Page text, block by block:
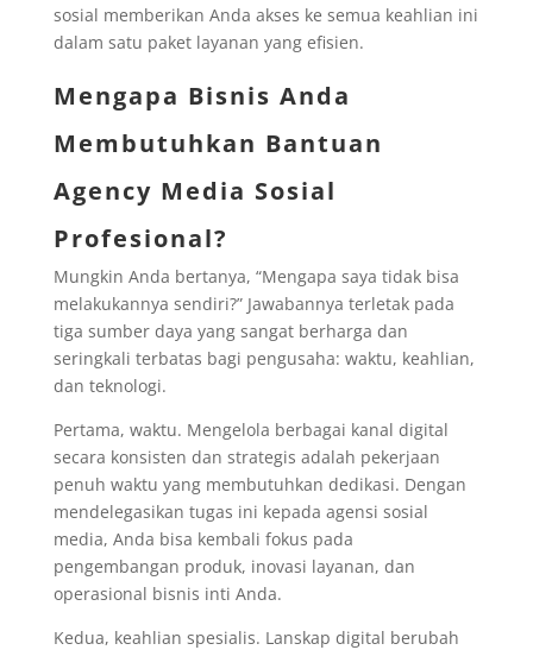
sosial memberikan Anda akses ke semua keahlian ini
dalam satu paket layanan yang efisien.
Mengapa Bisnis Anda
Membutuhkan Bantuan
Agency Media Sosial
Profesional?
Mungkin Anda bertanya, “Mengapa saya tidak bisa
melakukannya sendiri?” Jawabannya terletak pada
tiga sumber daya yang sangat berharga dan
seringkali terbatas bagi pengusaha: waktu, keahlian,
dan teknologi.
Pertama, waktu. Mengelola berbagai kanal digital
secara konsisten dan strategis adalah pekerjaan
penuh waktu yang membutuhkan dedikasi. Dengan
mendelegasikan tugas ini kepada agensi sosial
media, Anda bisa kembali fokus pada
pengembangan produk, inovasi layanan, dan
operasional bisnis inti Anda.
Kedua, keahlian spesialis. Lanskap digital berubah